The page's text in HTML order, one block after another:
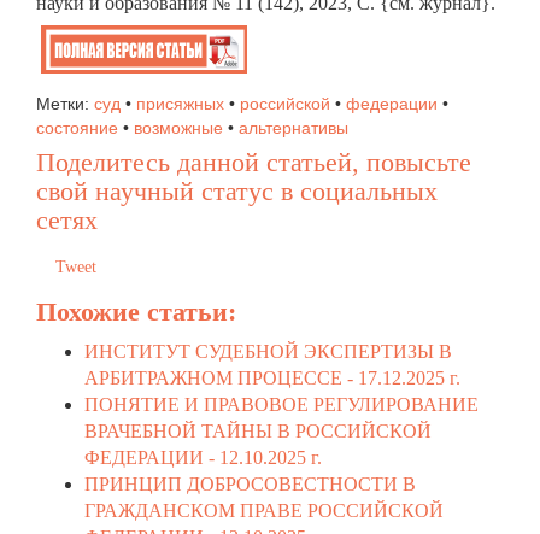
Метки: суд • присяжных • российской • федерации •
состояние • возможные • альтернативы
Поделитесь данной статьей, повысьте
свой научный статус в социальных
сетях
Tweet
Похожие статьи:
ИНСТИТУТ СУДЕБНОЙ ЭКСПЕРТИЗЫ В
АРБИТРАЖНОМ ПРОЦЕССЕ - 17.12.2025 г.
ПОНЯТИЕ И ПРАВОВОЕ РЕГУЛИРОВАНИЕ
ВРАЧЕБНОЙ ТАЙНЫ В РОССИЙСКОЙ
ФЕДЕРАЦИИ - 12.10.2025 г.
ПРИНЦИП ДОБРОСОВЕСТНОСТИ В
ГРАЖДАНСКОМ ПРАВЕ РОССИЙСКОЙ